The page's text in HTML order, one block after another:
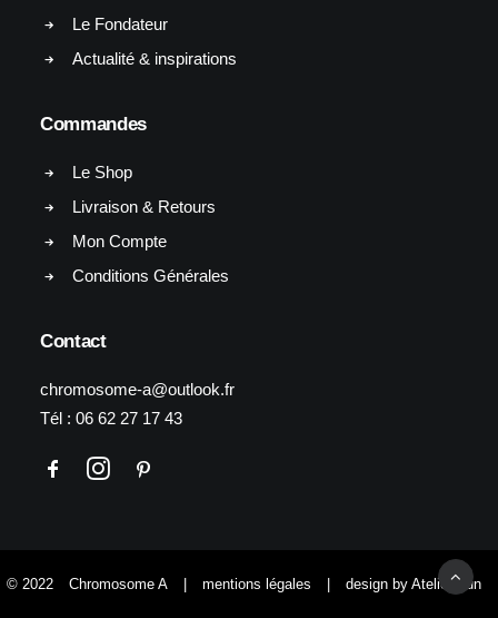
Le Fondateur
Actualité & inspirations
Commandes
Le Shop
Livraison & Retours
Mon Compte
Conditions Générales
Contact
chromosome-a@outlook.fr
Tél : 06 62 27 17 43
© 2022 Chromosome A mentions légales design by Atelier Yun